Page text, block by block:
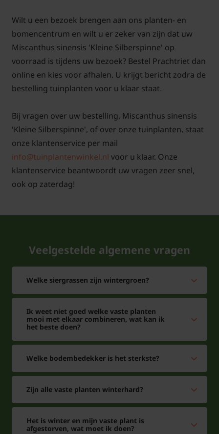
Wilt u een bezoek brengen aan ons planten- en
bomencentrum en wilt u er zeker van zijn dat uw
Miscanthus sinensis 'Kleine Silberspinne' op
voorraad is tijdens uw bezoek? Bestel Prachtriet dan
online en kies voor afhalen. U krijgt bericht zodra de
bestelling tuinplanten voor u klaar staat.
Bij vragen over uw bestelling, Miscanthus sinensis
'Kleine Silberspinne', of over onze tuinplanten, staat
onze klantenservice per mail
info@tuinplantenwinkel.nl voor u klaar. Onze
klantenservice beantwoordt uw vragen zeer snel,
ook op zaterdag!
Veelgestelde algemene vragen
Welke siergrassen zijn wintergroen?
Ik weet niet goed welke vaste planten
mooi met elkaar combineren, wat kan ik
het beste doen?
Welke bodembedekker is het sterkste?
Zijn alle vaste planten winterhard?
Het is winter en mijn vaste plant is
afgestorven, wat moet ik doen?